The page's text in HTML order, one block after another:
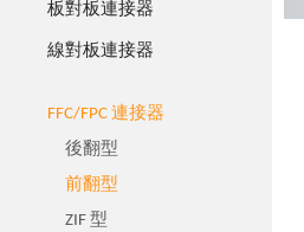
板對板連接器
線對板連接器
FFC/FPC 連接器
後翻型
前翻型
ZIF 型